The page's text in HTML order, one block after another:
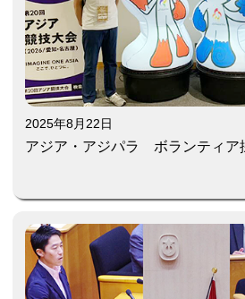
2025年8月22日
アジア・アジパラ ボランティア